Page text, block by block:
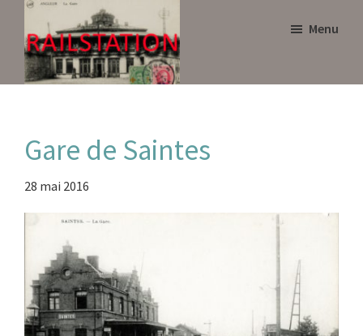
main
content
primary
sidebar
Menu
Gare de Saintes
28 mai 2016